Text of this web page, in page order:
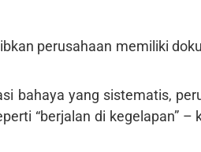
perusahaan memiliki
bahaya yang sistematis,
“berjalan di kegelapan” –